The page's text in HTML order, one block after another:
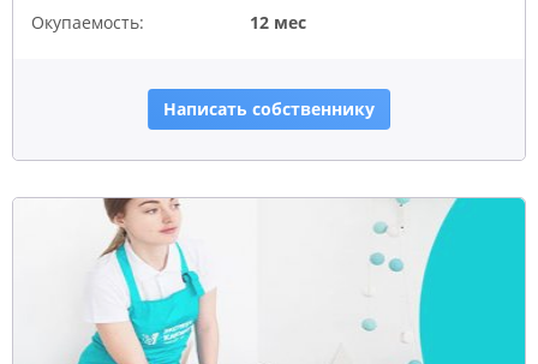
Окупаемость:
12 мес
Написать собственнику